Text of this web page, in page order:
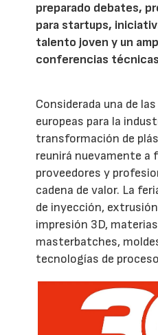
preparado debates,
para startups,
talento joven y un
conferencias
Considerada una de
europeas para la
transformación de
reunirá nuevamente a
proveedores y
cadena de valor. La
de inyección,
impresión 3D,
masterbatches,
tecnologías de